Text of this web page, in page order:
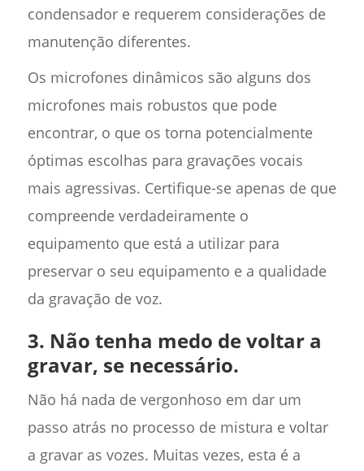
condensador e requerem considerações de
manutenção diferentes.
Os microfones dinâmicos são alguns dos
microfones mais robustos que pode
encontrar, o que os torna potencialmente
óptimas escolhas para gravações vocais
mais agressivas. Certifique-se apenas de que
compreende verdadeiramente o
equipamento que está a utilizar para
preservar o seu equipamento e a qualidade
da gravação de voz.
3. Não tenha medo de voltar a
gravar, se necessário.
Não há nada de vergonhoso em dar um
passo atrás no processo de mistura e voltar
a gravar as vozes. Muitas vezes, esta é a